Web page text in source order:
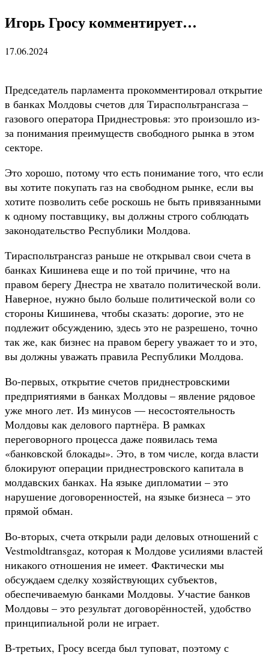
Игорь Гросу комментирует…
17.06.2024
Председатель парламента прокомментировал открытие
в банках Молдовы счетов для Тираспольтрансгаза –
газового оператора Приднестровья: это произошло из-
за понимания преимуществ свободного рынка в этом
секторе.
Это хорошо, потому что есть понимание того, что если
вы хотите покупать газ на свободном рынке, если вы
хотите позволить себе роскошь не быть привязанными
к одному поставщику, вы должны строго соблюдать
законодательство Республики Молдова.
Тираспольтрансгаз раньше не открывал свои счета в
банках Кишинева еще и по той причине, что на
правом берегу Днестра не хватало политической воли.
Наверное, нужно было больше политической воли со
стороны Кишинева, чтобы сказать: дорогие, это не
подлежит обсуждению, здесь это не разрешено, точно
так же, как бизнес на правом берегу уважает то и это,
вы должны уважать правила Республики Молдова.
Во-первых, открытие счетов приднестровскими
предприятиями в банках Молдовы – явление рядовое
уже много лет. Из минусов — несостоятельность
Молдовы как делового партнёра. В рамках
переговорного процесса даже появилась тема
«банковской блокады». Это, в том числе, когда власти
блокируют операции приднестровского капитала в
молдавских банках. На языке дипломатии – это
нарушение договоренностей, на языке бизнеса – это
прямой обман.
Во-вторых, счета открыли ради деловых отношений с
Vestmoldtransgaz, которая к Молдове усилиями властей
никакого отношения не имеет. Фактически мы
обсуждаем сделку хозяйствующих субъектов,
обеспечиваемую банками Молдовы. Участие банков
Молдовы – это результат договорённостей, удобство
принципиальной роли не играет.
В-третьих, Гросу всегда был туповат, поэтому с